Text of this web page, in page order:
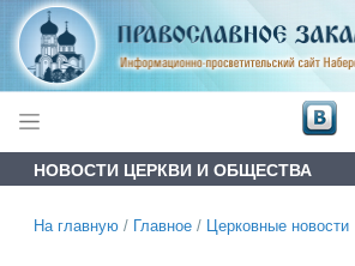
НОВОСТИ ЦЕРКВИ И ОБЩЕСТВА
На главную / Главное / Церковные новости